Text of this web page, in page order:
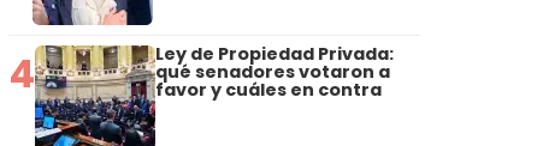
4 Ley de Propiedad Privada:
qué senadores votaron a
favor y cuáles en contra